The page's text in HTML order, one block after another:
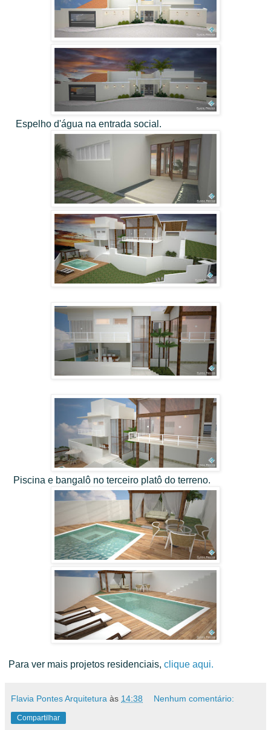
Espelho d'água na entrada social.
Piscina e bangalô no terceiro platô do terreno.
Para ver mais projetos residenciais, clique aqui.
Flavia Pontes Arquitetura às 14:38 Nenhum comentário:
Compartilhar